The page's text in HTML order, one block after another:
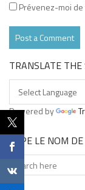
Prévenez-moi de
TRANSLATE
Powered by
TAPE LE NOM DE